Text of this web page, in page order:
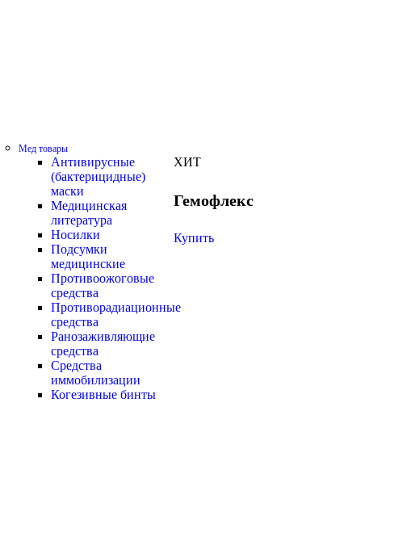
Мед товары
Антивирусные
(бактерицидные)
маски
Медицинская
литература
Носилки
Подсумки
медицинские
Противоожоговые
средства
Противорадиационные
средства
Ранозаживляющие
средства
Средства
иммобилизации
Когезивные бинты
ХИТ
Гемофлекс
Купить